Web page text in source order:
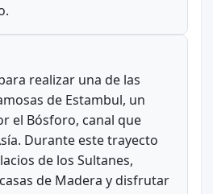
realizar una de las
de Estambul, un
el Bósforo, canal que
Durante este trayecto
de los Sultanes,
de Madera y disfrutar